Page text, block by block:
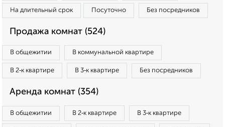
На длительный срок Посуточно Без посредников
Продажа комнат (524)
В общежитии В коммунальной квартире
В 2‑к квартире В 3‑к квартире Без посредников
Аренда комнат (354)
В общежитии В 2‑к квартире В 3‑к квартире